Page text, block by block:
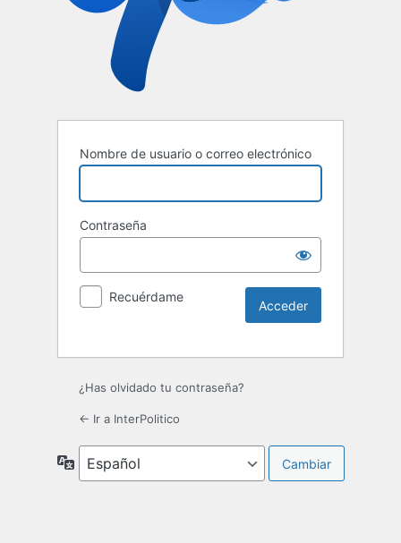
Nombre de usuario o correo electrónico
Contraseña
Recuérdame
¿Has olvidado tu contraseña?
← Ir a InterPolitico
Idioma